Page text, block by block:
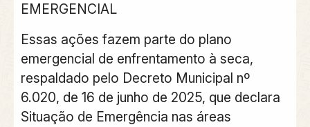
EMERGENCIAL
Essas ações fazem parte do plano
emergencial de enfrentamento à seca,
respaldado pelo Decreto Municipal nº
6.020, de 16 de junho de 2025, que declara
Situação de Emergência nas áreas